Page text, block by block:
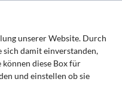
unserer Website. Durch
sich damit einverstanden,
können diese Box für
und einstellen ob sie